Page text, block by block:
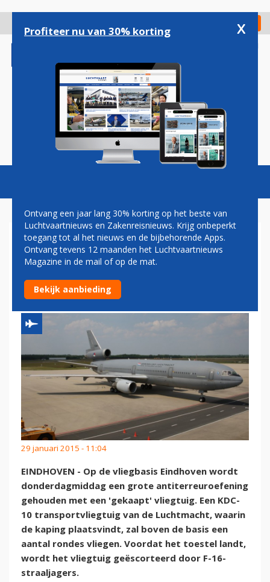
gaan
Check in
Magazine Podcasts Vacatures
GROTE OEFENING MET
'GEKAAPT' VLIEGTUIG
EINDHOVEN
29 januari 2015 - 11:04
EINDHOVEN - Op de vliegbasis Eindhoven wordt
donderdagmiddag een grote antiterreuroefening
gehouden met een 'gekaapt' vliegtuig. Een KDC-
10 transportvliegtuig van de Luchtmacht, waarin
de kaping plaatsvindt, zal boven de basis een
aantal rondes vliegen. Voordat het toestel landt,
wordt het vliegtuig geëscorteerd door F-16-
straaljagers.
Profiteer nu van 30% korting x
Ontvang een jaar lang 30% korting op het beste van
Luchtvaartnieuws en Zakenreisnieuws. Krijg onbeperkt
toegang tot al het nieuws en de bijbehorende Apps.
Ontvang tevens 12 maanden het Luchtvaartnieuws
Magazine in de mail of op de mat.
Bekijk aanbieding